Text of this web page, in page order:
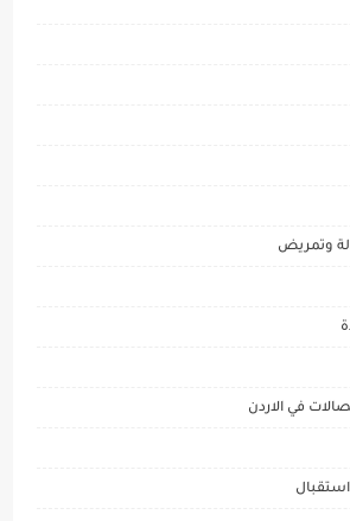
وتمريض
في الاردن